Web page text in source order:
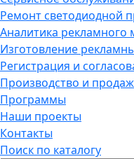
Ремонт светодиодной
Аналитика рекламного
Изготовление
Регистрация и
Производство и
Программы
Наши проекты
Контакты
Поиск по каталогу